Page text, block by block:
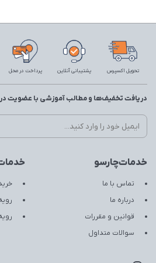
تحویل اکسپرس پشتیبانی آنلاین پرداخت در محل
خدمات‌چارسو
تماس با ما
درباره ما
قوانین و مقررات
سوالات متداول
دریافت تخفیف‌ها و مطالب آموزشی با عضویت در